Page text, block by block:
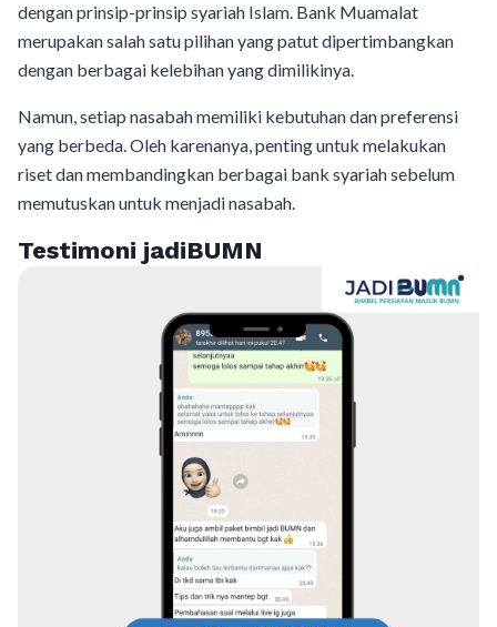
dengan prinsip-prinsip syariah Islam. Bank Muamalat
merupakan salah satu pilihan yang patut dipertimbangkan
dengan berbagai kelebihan yang dimilikinya.
Namun, setiap nasabah memiliki kebutuhan dan preferensi
yang berbeda. Oleh karenanya, penting untuk melakukan
riset dan membandingkan berbagai bank syariah sebelum
memutuskan untuk menjadi nasabah.
Testimoni jadiBUMN